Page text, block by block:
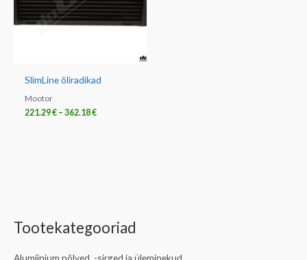
Tootekategooriad
SlimLine õliradikad
Mootor
221.29€ – 362.18€